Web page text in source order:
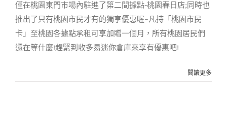
僅在桃園東門市場內駐進了第二間據點-桃園春日店;同時也
推出了只有桃園市民才有的獨享優惠喔~凡持「桃園市民
卡」至桃園各據點承租可享加贈一個月，所有桃園居民們
還在等什麼!趕緊到收多易迷你倉庫來享有優惠吧!
閱讀更多